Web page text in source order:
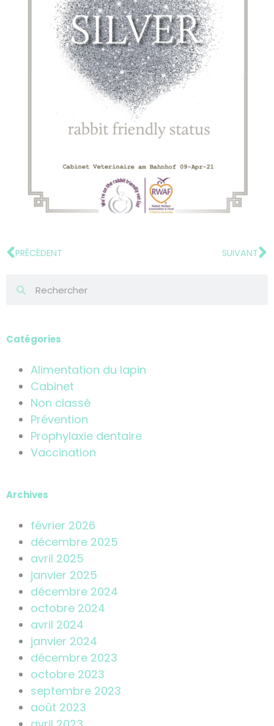
PRÉCÉDENT SUIVANT
Catégories
Alimentation du lapin
Cabinet
Non classé
Prévention
Prophylaxie dentaire
Vaccination
Archives
février 2026
décembre 2025
avril 2025
janvier 2025
décembre 2024
octobre 2024
avril 2024
janvier 2024
décembre 2023
octobre 2023
septembre 2023
août 2023